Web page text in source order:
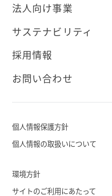
法人向け事業
サステナビリティ
採用情報
お問い合わせ
個人情報保護方針
個人情報の取扱いについて
環境方針
サイトのご利用にあたって